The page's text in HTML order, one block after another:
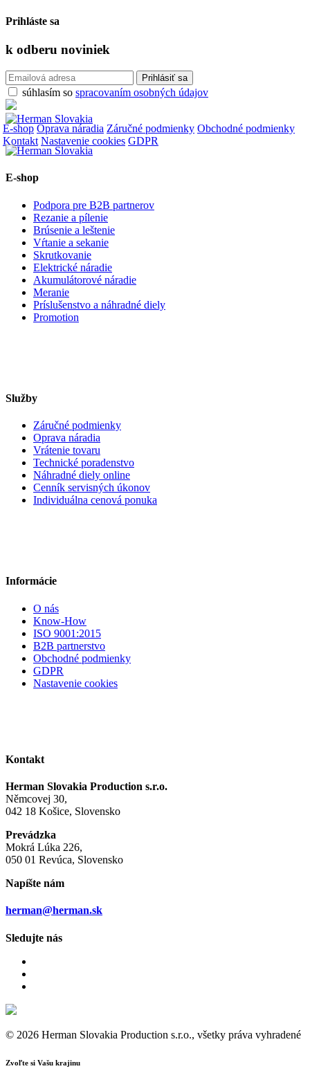
Prihláste sa
k odberu noviniek
súhlasím so spracovaním osobných údajov
E-shop Oprava náradia Záručné podmienky Obchodné podmienky
Kontakt Nastavenie cookies GDPR
E-shop
Podpora pre B2B partnerov
Rezanie a pílenie
Brúsenie a leštenie
Vŕtanie a sekanie
Skrutkovanie
Elektrické náradie
Akumulátorové náradie
Meranie
Príslušenstvo a náhradné diely
Promotion
Služby
Záručné podmienky
Oprava náradia
Vrátenie tovaru
Technické poradenstvo
Náhradné diely online
Cenník servisných úkonov
Individuálna cenová ponuka
Informácie
O nás
Know-How
ISO 9001:2015
B2B partnerstvo
Obchodné podmienky
GDPR
Nastavenie cookies
Kontakt
Herman Slovakia Production s.r.o.
Němcovej 30,
042 18 Košice, Slovensko
Prevádzka
Mokrá Lúka 226,
050 01 Revúca, Slovensko
Napíšte nám
herman@herman.sk
Sledujte nás
© 2026 Herman Slovakia Production s.r.o., všetky práva vyhradené
Zvoľte si Vašu krajinu